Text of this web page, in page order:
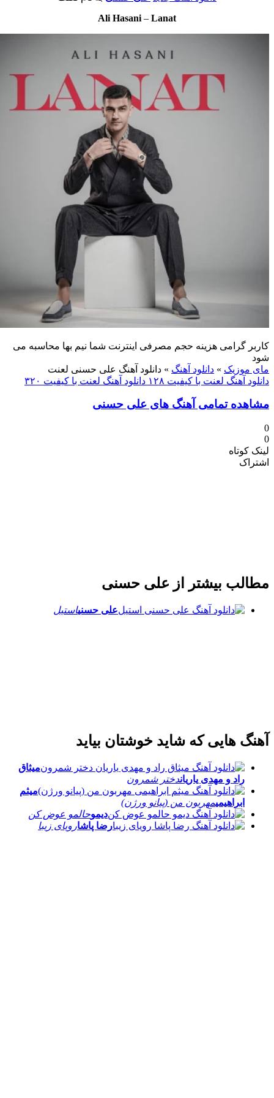
Ali Hasani–Lanat
گرامی هزینه حجم مصرفی اینترنت شما نیم بها محاسبه می
»دانلود آهنگ»دانلود آهنگ علی حسنی لعنت
آهنگ لعنت با کیفیت ۱۲۸
دانلود آهنگ لعنت با کیفیت ۳۲۰
تمامی آهنگ های علی حسنی
بیشتر ازعلی حسنی
علی حسنیاستیل
هایی که شاید خوشتان بیاید
میثاق
راد و مهدی یاریاندختر شمرون
میثم
ابراهیمیمهربون من (پیانو ورژن)
دیموحالمو عوض کن
رضا پاشارویای زیبا